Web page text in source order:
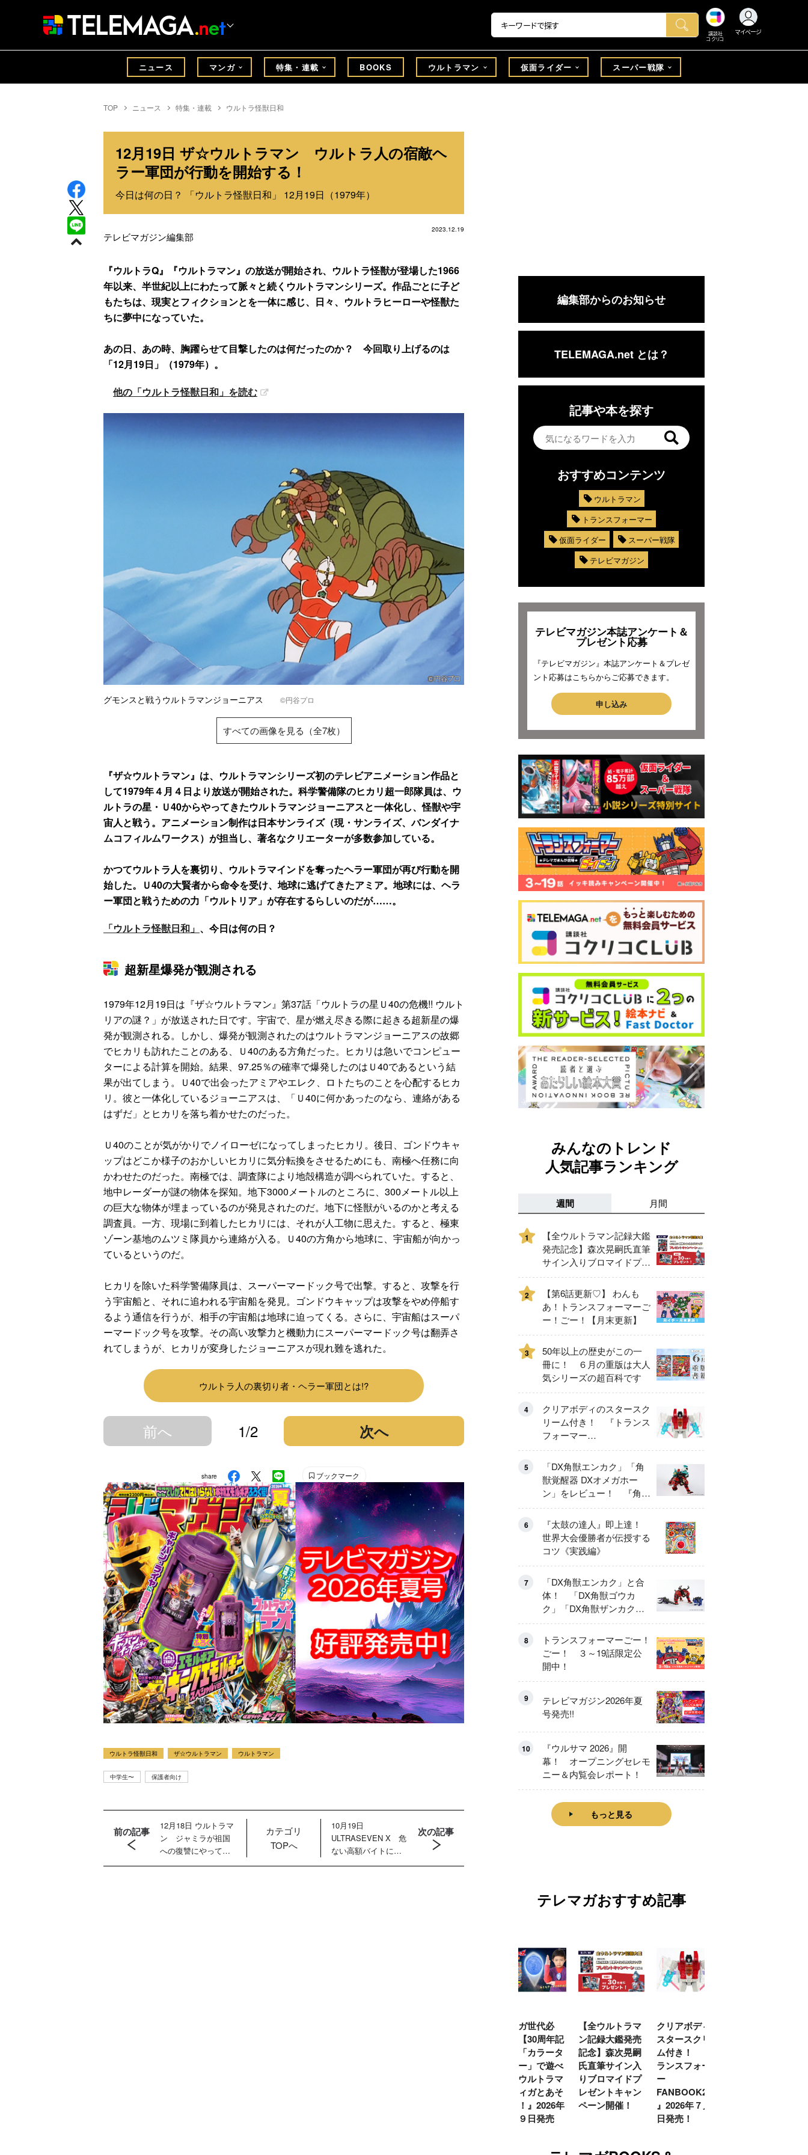
講談社
コクリコ
マイページ
ニュース マンガ 特集・連載 BOOKS ウルトラマン 仮面ライダー スーパー戦隊
TOP ニュース 特集・連載 ウルトラ怪獣日和
12月19日 ザ☆ウルトラマン ウルトラ人の宿敵ヘ
ラー軍団が行動を開始する！
今日は何の日？ 「ウルトラ怪獣日和」 12月19日（1979年）
2023.12.19
テレビマガジン編集部
『ウルトラQ』『ウルトラマン』の放送が開始され、ウルトラ怪獣が登場した1966
年以来、半世紀以上にわたって脈々と続くウルトラマンシリーズ。作品ごとに子ど
もたちは、現実とフィクションとを一体に感じ、日々、ウルトラヒーローや怪獣た
ちに夢中になっていた。
あの日、あの時、胸躍らせて目撃したのは何だったのか？ 今回取り上げるのは
「12月19日」（1979年）。
他の「ウルトラ怪獣日和」を読む
グモンスと戦うウルトラマンジョーニアス ©円谷プロ
すべての画像を見る（全7枚）
『ザ☆ウルトラマン』は、ウルトラマンシリーズ初のテレビアニメーション作品と
して1979年４月４日より放送が開始された。科学警備隊のヒカリ超一郎隊員は、ウ
ルトラの星・Ｕ40からやってきたウルトラマンジョーニアスと一体化し、怪獣や宇
宙人と戦う。アニメーション制作は日本サンライズ（現・サンライズ、バンダイナ
ムコフィルムワークス）が担当し、著名なクリエーターが多数参加している。
かつてウルトラ人を裏切り、ウルトラマインドを奪ったヘラー軍団が再び行動を開
始した。Ｕ40の大賢者から命令を受け、地球に逃げてきたアミア。地球には、ヘラ
ー軍団と戦うための力「ウルトリア」が存在するらしいのだが……。
「ウルトラ怪獣日和」 、今日は何の日？
超新星爆発が観測される
1979年12月19日は『ザ☆ウルトラマン』第37話「ウルトラの星Ｕ40の危機!! ウルト
リアの謎？」が放送された日です。宇宙で、星が燃え尽きる際に起きる超新星の爆
発が観測される。しかし、爆発が観測されたのはウルトラマンジョーニアスの故郷
でヒカリも訪れたことのある、Ｕ40のある方角だった。ヒカリは急いでコンピュー
ターによる計算を開始。結果、97.25％の確率で爆発したのはＵ40であるという結
果が出てしまう。Ｕ40で出会ったアミアやエレク、ロトたちのことを心配するヒカ
リ。彼と一体化しているジョーニアスは、「Ｕ40に何かあったのなら、連絡がある
はずだ」とヒカリを落ち着かせたのだった。
Ｕ40のことが気がかりでノイローゼになってしまったヒカリ。後日、ゴンドウキャ
ップはどこか様子のおかしいヒカリに気分転換をさせるためにも、南極へ任務に向
かわせたのだった。南極では、調査隊により地殻構造が調べられていた。すると、
地中レーダーが謎の物体を探知。地下3000メートルのところに、300メートル以上
の巨大な物体が埋まっているのが発見されたのだ。地下に怪獣がいるのかと考える
調査員。一方、現場に到着したヒカリには、それが人工物に思えた。すると、極東
ゾーン基地のムツミ隊員から連絡が入る。Ｕ40の方角から地球に、宇宙船が向かっ
ているというのだ。
ヒカリを除いた科学警備隊員は、スーパーマードック号で出撃。すると、攻撃を行
う宇宙船と、それに追われる宇宙船を発見。ゴンドウキャップは攻撃をやめ停船す
るよう通信を行うが、相手の宇宙船は地球に迫ってくる。さらに、宇宙船はスーパ
ーマードック号を攻撃。その高い攻撃力と機動力にスーパーマードック号は翻弄さ
れてしまうが、ヒカリが変身したジョーニアスが現れ難を逃れた。
ウルトラ人の裏切り者・ヘラー軍団とは!?
前へ 1/2 次へ
share ブックマーク
ウルトラ怪獣日和 ザ☆ウルトラマン ウルトラマン
中学生〜 保護者向け
前の記事
12月18日 ウルトラマ
ン ジャミラが祖国
への復讐にやってく
る！
カテゴリ
TOPへ
10月19日
ULTRASEVEN X 危
ない高額バイトに若
者が殺到！ 暗躍す
次の記事
編集部からのお知らせ
TELEMAGA.net とは？
記事や本を探す
おすすめコンテンツ
ウルトラマン
トランスフォーマー
仮面ライダー
スーパー戦隊
テレビマガジン
テレビマガジン本誌アンケート＆
プレゼント応募
『テレビマガジン』本誌アンケート＆プレゼ
ント応募はこちらからご応募できます。
申し込み
みんなのトレンド
人気記事ランキング
週間 月間
1
【全ウルトラマン記録大鑑
発売記念】森次晃嗣氏直筆
サイン入りブロマイドプレ
ゼントキャンペーン開催！
2
【第6話更新♡】 わんも
あ！トランスフォーマーご
ー！ごー！【月末更新】
3
50年以上の歴史がこの一
冊に！ ６月の重版は大人
気シリーズの超百科です
4
クリアボディのスタースク
リーム付き！ 『トランス
フォーマー
FANBOOK2026』2026年
７月31日発売！
5
「DX角獣エンカク」「角
獣覚醒器 DXオメガホー
ン」をレビュー！ 『角醒
ハンター オメガホーン』
の玩具展開がスタート！
6
『太鼓の達人』即上達！
世界大会優勝者が伝授する
コツ《実践編》
7
「DX角獣エンカク」と合
体！ 「DX角獣ゴウカ
ク」「DX角獣ザンカク」
をレビュー！
8
トランスフォーマーごー！
ごー！ ３～19話限定公
開中！
9
テレビマガジン2026年夏
号発売!!
10
『ウルサマ 2026』開
幕！ オープニングセレモ
ニー＆内覧会レポート！
もっと見る
テレマガおすすめ記事
ティガ世代必
見！【30周年記
念】「カラータ
イマー」で遊べ
る『ウルトラマ
ンティガとあそ
ぼう！』2026年
７月９日発売
【全ウルトラマ
ン記録大鑑発売
記念】森次晃嗣
氏直筆サイン入
りブロマイドプ
レゼントキャン
ペーン開催！
クリアボディの
スタースクリー
ム付き！ 『ト
ランスフォーマ
ー
FANBOOK2026
』2026年７月31
日発売！